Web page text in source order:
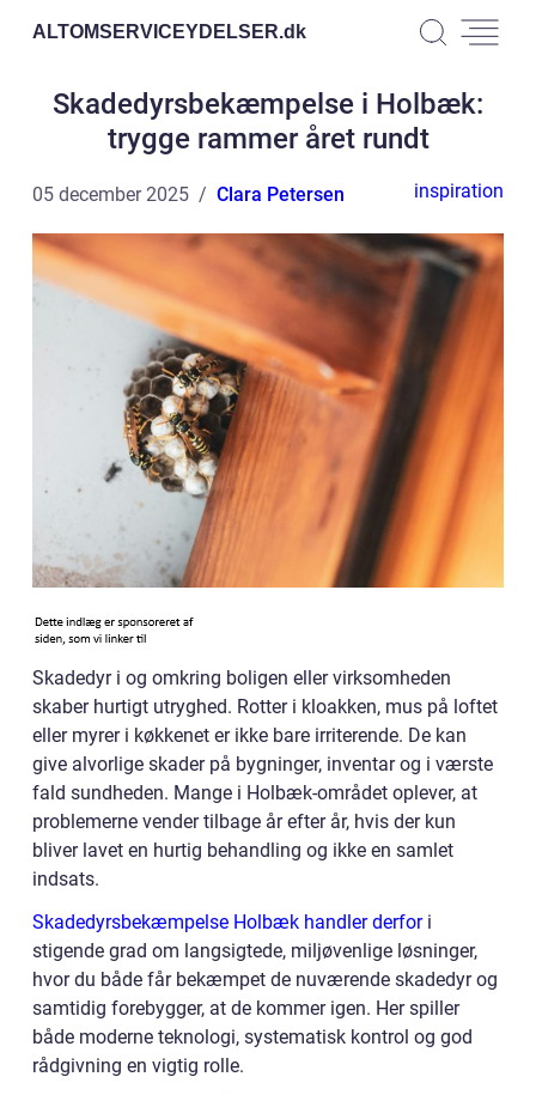
ALTOMSERVICEYDELSER.dk
Skadedyrsbekæmpelse i Holbæk:
trygge rammer året rundt
05 december 2025 Clara Petersen inspiration
Skadedyr i og omkring boligen eller virksomheden
skaber hurtigt utryghed. Rotter i kloakken, mus på loftet
eller myrer i køkkenet er ikke bare irriterende. De kan
give alvorlige skader på bygninger, inventar og i værste
fald sundheden. Mange i Holbæk-området oplever, at
problemerne vender tilbage år efter år, hvis der kun
bliver lavet en hurtig behandling og ikke en samlet
indsats.
Skadedyrsbekæmpelse Holbæk handler derfori
stigende grad om langsigtede, miljøvenlige løsninger,
hvor du både får bekæmpet de nuværende skadedyr og
samtidig forebygger, at de kommer igen. Her spiller
både moderne teknologi, systematisk kontrol og god
rådgivning en vigtig rolle.